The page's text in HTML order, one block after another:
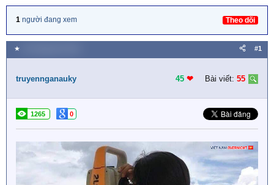
1 người đang xem Theo dõi
★ #1
truyennganauky 45 ❤︎ Bài viết: 55
1265 0